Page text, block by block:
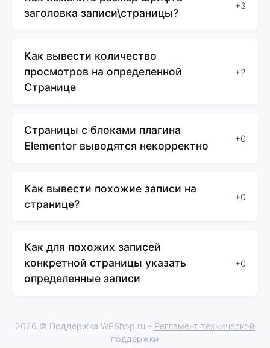
заголовка записи\страницы?
+3
Как вывести количество
просмотров на определенной
Странице
+2
Страницы с блоками плагина
Elementor выводятся некорректно
+0
Как вывести похожие записи на
странице?
+0
Как для похожих записей
конкретной страницы указать
определенные записи
+0
2026 © Поддержка WPShop.ru - Регламент технической
поддержки